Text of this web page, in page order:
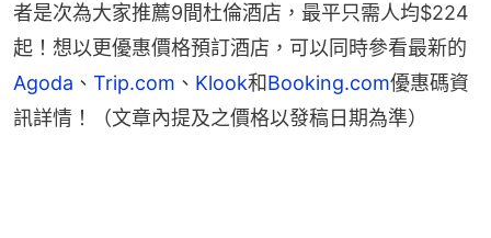
者是次為大家推薦9間杜倫酒店，最平只需人均$224
Agoda 、 Trip.com 、 Klook和Booking.com優惠碼資
訊詳情！（文章內提及之價格以發稿日期為準）